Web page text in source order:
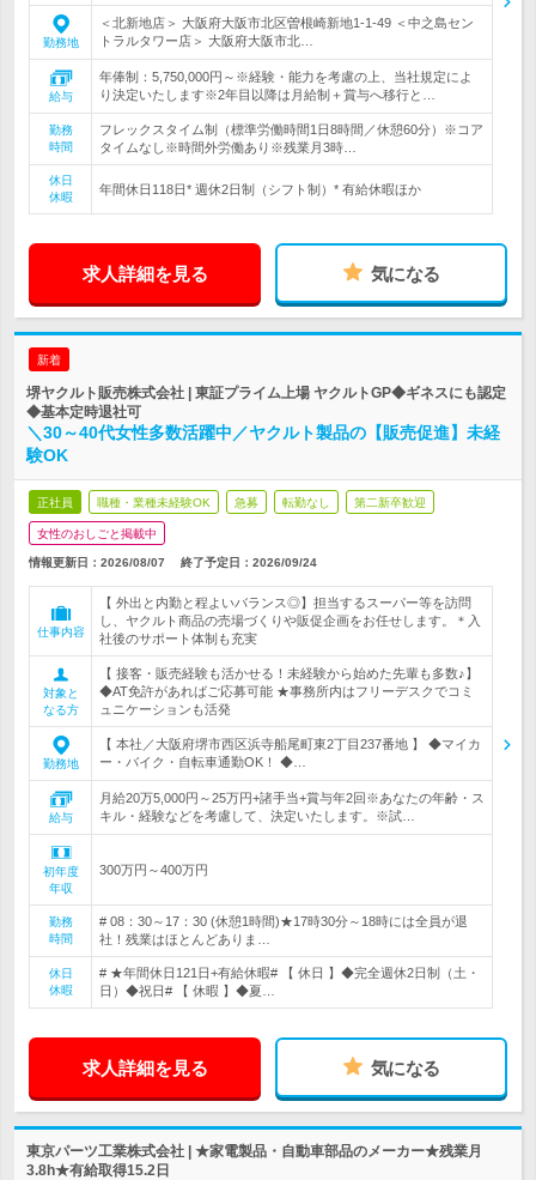
勤務地
＜北新地店＞ 大阪府大阪市北区曽根崎新地1-1-49 ＜中之島セン
トラルタワー店＞ 大阪府大阪市北…
給与
年俸制：5,750,000円～※経験・能力を考慮の上、当社規定によ
り決定いたします※2年目以降は月給制＋賞与へ移行と…
勤務
時間
フレックスタイム制（標準労働時間1日8時間／休憩60分）※コア
タイムなし※時間外労働あり※残業月3時…
休日
休暇
年間休日118日* 週休2日制（シフト制）* 有給休暇ほか
求人詳細を見る 気になる
新着
堺ヤクルト販売株式会社 | 東証プライム上場 ヤクルトGP◆ギネスにも認定
◆基本定時退社可
＼30～40代女性多数活躍中／ヤクルト製品の【販売促進】未経
験OK
正社員 職種・業種未経験OK 急募 転勤なし 第二新卒歓迎
女性のおしごと掲載中
情報更新日：2026/08/07 終了予定日： 2026/09/24
仕事内容
【 外出と内勤と程よいバランス◎】担当するスーパー等を訪問
し、ヤクルト商品の売場づくりや販促企画をお任せします。＊入
社後のサポート体制も充実
対象と
なる方
【 接客・販売経験も活かせる！未経験から始めた先輩も多数♪】
◆AT免許があればご応募可能 ★事務所内はフリーデスクでコミ
ュニケーションも活発
勤務地
【 本社／大阪府堺市西区浜寺船尾町東2丁目237番地 】 ◆マイカ
ー・バイク・自転車通勤OK！ ◆…
給与
月給20万5,000円～25万円+諸手当+賞与年2回※あなたの年齢・ス
キル・経験などを考慮して、決定いたします。※試…
初年度
年収
300万円～400万円
勤務
時間
# 08：30～17：30 (休憩1時間)★17時30分～18時には全員が退
社！残業はほとんどありま…
休日
休暇
# ★年間休日121日+有給休暇# 【 休日 】◆完全週休2日制（土・
日）◆祝日# 【 休暇 】◆夏…
求人詳細を見る 気になる
東京パーツ工業株式会社 | ★家電製品・自動車部品のメーカー★残業月
3.8h★有給取得15.2日